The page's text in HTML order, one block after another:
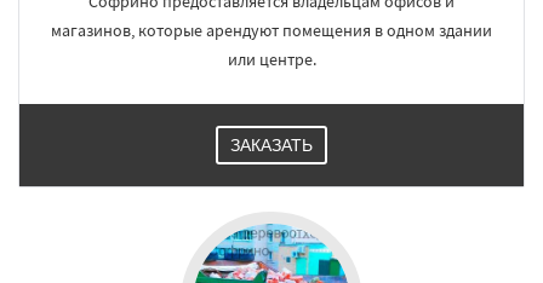
магазинов, которые арендуют помещения в одном здании
или центре.
ЗАКАЗАТЬ